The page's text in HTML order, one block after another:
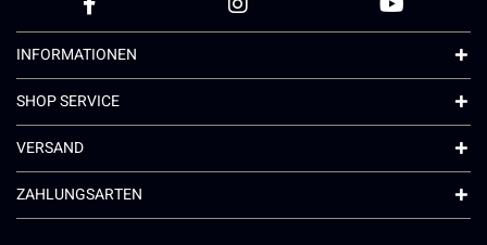
INFORMATIONEN
SHOP SERVICE
VERSAND
ZAHLUNGSARTEN